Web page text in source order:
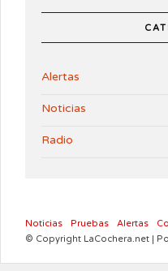
Alertas
Noticias
Radio
Noticias Pruebas Alertas
© Copyright LaCochera.net |